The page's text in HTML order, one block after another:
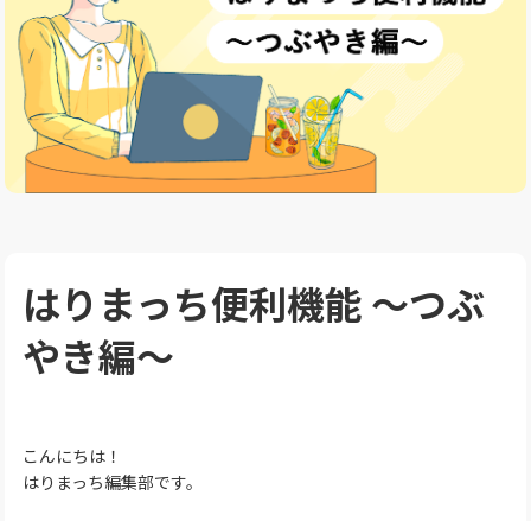
はりまっち便利機能 ～つぶ
やき編～
こんにちは！
はりまっち編集部です。